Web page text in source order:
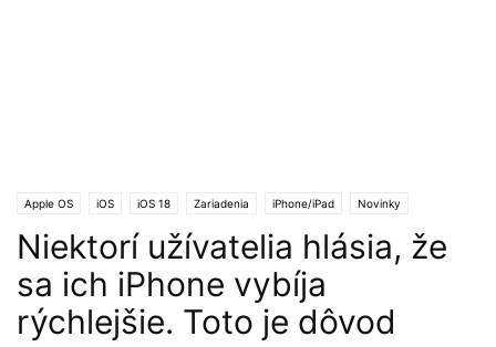
Apple OS iOS iOS 18 Zariadenia iPhone/iPad Novinky
Niektorí užívatelia hlásia, že
sa ich iPhone vybíja
rýchlejšie. Toto je dôvod